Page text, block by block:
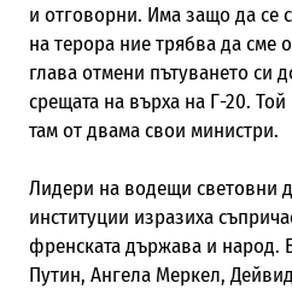
и отговорни. Има защо да се
на терора ние трябва да сме
главаотмени пътуването си
срещата на върха на Г-20.
там от двама свои министри.
Лидери на водещи световни
институции изразиха
френската държава и народ.
Путин, Ангела Меркел,